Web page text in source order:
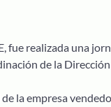
realizada una
de la
la empresa